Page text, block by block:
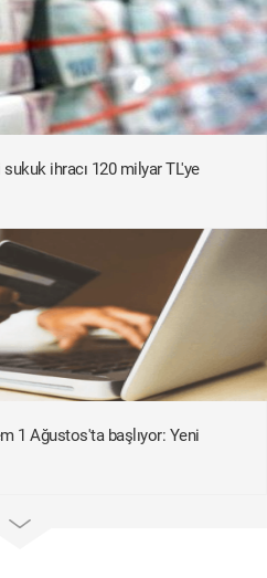
sukuk ihracı 120 milyar TL'ye
1 Ağustos'ta başlıyor: Yeni